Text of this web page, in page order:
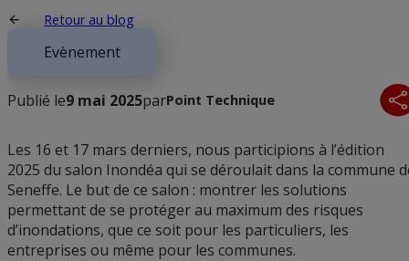
Retour au blog
Evènement
Publié le9 mai 2025parPoint Technique
Les 16 et 17 mars derniers, nous participions à l’édition
2025 du salon Inondéa qui se déroulait dans la commune
Seneffe. Le but de ce salon : montrer les solutions
permettant de se protéger au maximum des risques
d’inondations, que ce soit pour les particuliers, les
entreprises ou même pour les communes.